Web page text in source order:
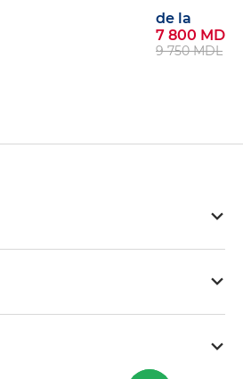
de la
7 800 MDL
9 750 MDL